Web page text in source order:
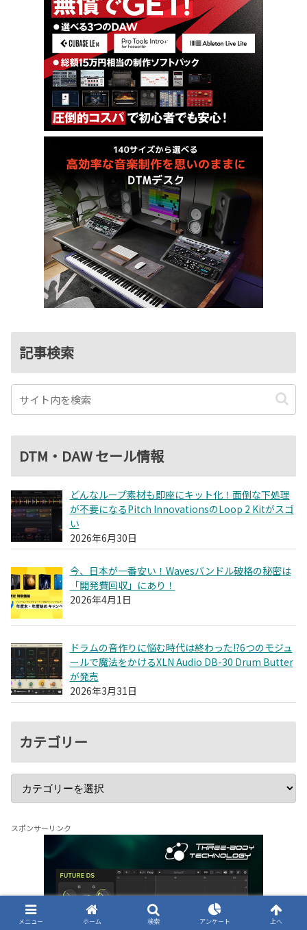
記事検索
DTM・DAW セール情報
どんなループ素材も即座にキット化！面倒な下処理
が不要になるPitch InnovationsのLoop 2 Kitがスゴ
い
2026年6月30日
今、日本が一番安い！Wavesバンドル破格の秘密は
「開発費回収」にあり！
2026年4月1日
ドラムの音作りに悩む時代は終わった!?6つのモジュ
ールで魔法をかけるXLN Audio DB-30 Drum Butter
が発売
2026年3月31日
カテゴリー
スポンサーリンク
メニュー ホーム 検索 アンケート 上へ